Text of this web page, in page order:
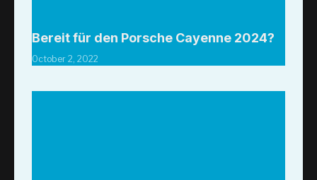
Bereit für den Porsche Cayenne 2024?
October 2, 2022